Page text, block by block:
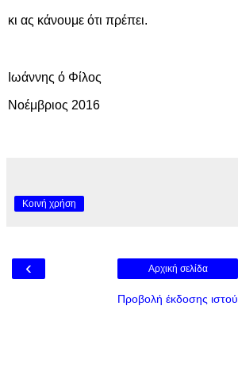
κι ας κάνουμε ότι πρέπει.
Ιωάννης ό Φίλος
Νοέμβριος 2016
Κοινή χρήση
‹ Αρχική σελίδα
Προβολή έκδοσης ιστού